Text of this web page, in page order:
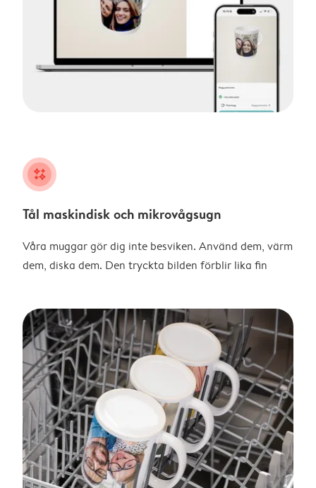
night
Tål maskindisk och mikrovågsugn
Våra muggar gör dig inte besviken. Använd dem, värm
dem, diska dem. Den tryckta bilden förblir lika fin